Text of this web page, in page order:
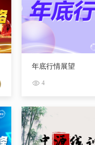
年底行情展望
4